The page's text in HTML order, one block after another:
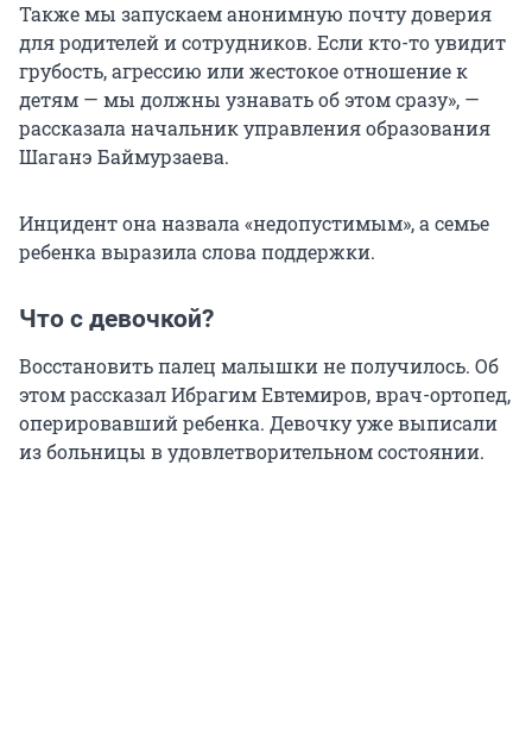
Также мы запускаем анонимную почту доверия
для родителей и сотрудников. Если кто-то увидит
грубость, агрессию или жестокое отношение к
детям — мы должны узнавать об этом сразу», —
рассказала начальник управления образования
Шаганэ Баймурзаева.
Инцидент она назвала «недопустимым», а семье
ребенка выразила слова поддержки.
Что с девочкой?
Восстановить палец малышки не получилось. Об
этом рассказал Ибрагим Евтемиров, врач-ортопед,
оперировавший ребенка. Девочку уже выписали
из больницы в удовлетворительном состоянии.